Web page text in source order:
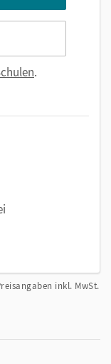
.
inkl. MwSt.